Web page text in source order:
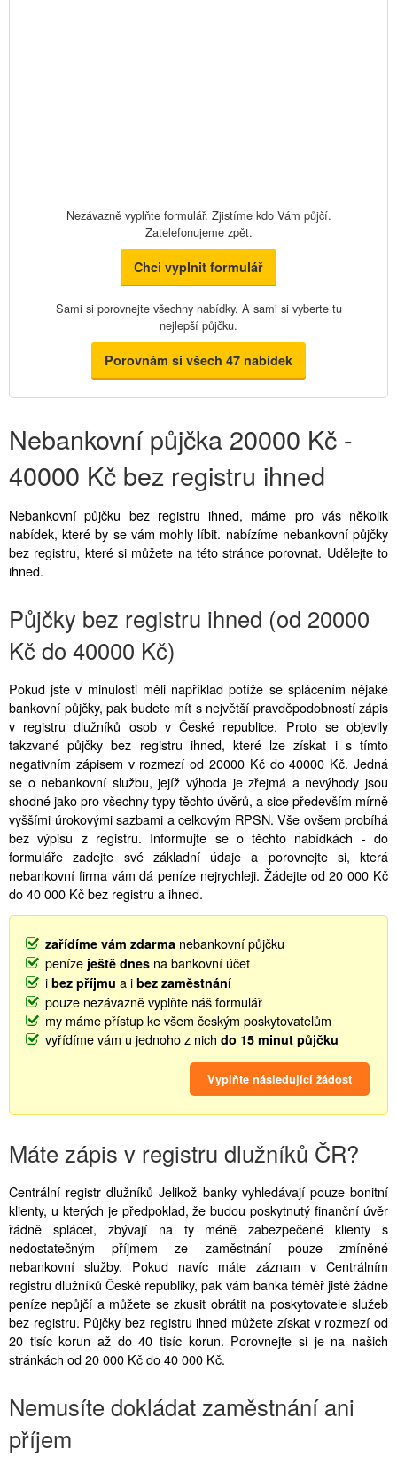
Nezávazně vyplňte formulář. Zjistíme kdo Vám půjčí.
Zatelefonujeme zpět.
Chci vyplnit formulář
Sami si porovnejte všechny nabídky. A sami si vyberte tu
nejlepší půjčku.
Porovnám si všech 47 nabídek
Nebankovní půjčka 20000 Kč -
40000 Kč bez registru ihned
Nebankovní půjčku bez registru ihned, máme pro vás několik
nabídek, které by se vám mohly líbit. nabízíme nebankovní půjčky
bez registru, které si můžete na této stránce porovnat. Udělejte to
ihned.
Půjčky bez registru ihned (od 20000
Kč do 40000 Kč)
Pokud jste v minulosti měli například potíže se splácením nějaké
bankovní půjčky, pak budete mít s největší pravděpodobností zápis
v registru dlužníků osob v České republice. Proto se objevily
takzvané půjčky bez registru ihned, které lze získat i s tímto
negativním zápisem v rozmezí od 20000 Kč do 40000 Kč. Jedná
se o nebankovní službu, jejíž výhoda je zřejmá a nevýhody jsou
shodné jako pro všechny typy těchto úvěrů, a sice především mírně
vyššími úrokovými sazbami a celkovým RPSN. Vše ovšem probíhá
bez výpisu z registru. Informujte se o těchto nabídkách - do
formuláře zadejte své základní údaje a porovnejte si, která
nebankovní firma vám dá peníze nejrychleji. Žádejte od 20 000 Kč
do 40 000 Kč bez registru a ihned.
zařídíme vám zdarma nebankovní půjčku
peníze ještě dnes na bankovní účet
i bez příjmu a i bez zaměstnání
pouze nezávazně vyplňte náš formulář
my máme přístup ke všem českým poskytovatelům
vyřídíme vám u jednoho z nich do 15 minut půjčku
Vyplňte následující žádost
Máte zápis v registru dlužníků ČR?
Centrální registr dlužníků Jelikož banky vyhledávají pouze bonitní
klienty, u kterých je předpoklad, že budou poskytnutý finanční úvěr
řádně splácet, zbývají na ty méně zabezpečené klienty s
nedostatečným příjmem ze zaměstnání pouze zmíněné
nebankovní služby. Pokud navíc máte záznam v Centrálním
registru dlužníků České republiky, pak vám banka téměř jistě žádné
peníze nepůjčí a můžete se zkusit obrátit na poskytovatele služeb
bez registru. Půjčky bez registru ihned můžete získat v rozmezí od
20 tisíc korun až do 40 tisíc korun. Porovnejte si je na našich
stránkách od 20 000 Kč do 40 000 Kč.
Nemusíte dokládat zaměstnání ani
příjem